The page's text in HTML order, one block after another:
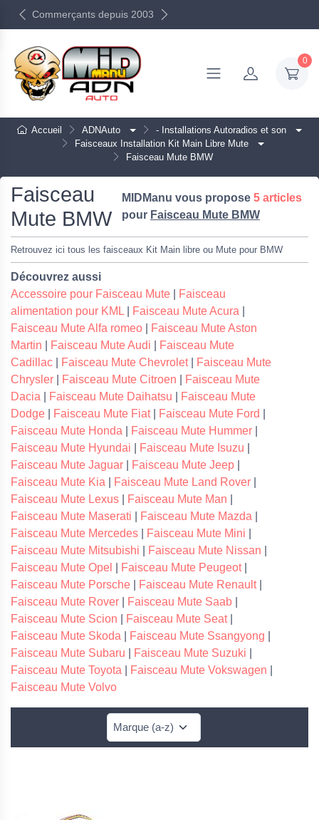
Commerçants depuis 2003
0
Accueil ADNAuto
- Installations Autoradios et son
Faisceaux Installation Kit Main Libre Mute
Faisceau Mute BMW
Faisceau
Mute BMW
MIDManu vous propose 5 articles
pour Faisceau Mute BMW
Retrouvez ici tous les faisceaux Kit Main libre ou Mute pour BMW
Découvrez aussi
Accessoire pour Faisceau Mute
Faisceau
alimentation pour KML
Faisceau Mute Acura
Faisceau Mute Alfa romeo
Faisceau Mute Aston
Martin
Faisceau Mute Audi
Faisceau Mute
Cadillac
Faisceau Mute Chevrolet|
Faisceau Mute
Chrysler
Faisceau Mute Citroen
Faisceau Mute
Dacia
Faisceau Mute Daihatsu
Faisceau Mute
Dodge
Faisceau Mute Fiat| Faisceau Mute Ford
Faisceau Mute Honda
Faisceau Mute Hummer
Faisceau Mute Hyundai
Faisceau Mute Isuzu
Faisceau Mute Jaguar
Faisceau Mute Jeep
Faisceau Mute Kia
Faisceau Mute Land Rover
Faisceau Mute Lexus
Faisceau Mute Man
Faisceau Mute Maserati
Faisceau Mute Mazda
Faisceau Mute Mercedes
Faisceau Mute Mini
Faisceau Mute Mitsubishi
Faisceau Mute Nissan
Faisceau Mute Opel
Faisceau Mute Peugeot|
Faisceau Mute Porsche
Faisceau Mute Renault|
Faisceau Mute Rover
Faisceau Mute Saab
Faisceau Mute Scion
Faisceau Mute Seat|
Faisceau Mute Skoda
Faisceau Mute Ssangyong
Faisceau Mute Subaru
Faisceau Mute Suzuki
Faisceau Mute Toyota
Faisceau Mute Vokswagen
Faisceau Mute Volvo